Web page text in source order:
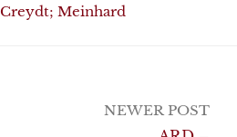
Creydt; Meinhard
NEWER POST